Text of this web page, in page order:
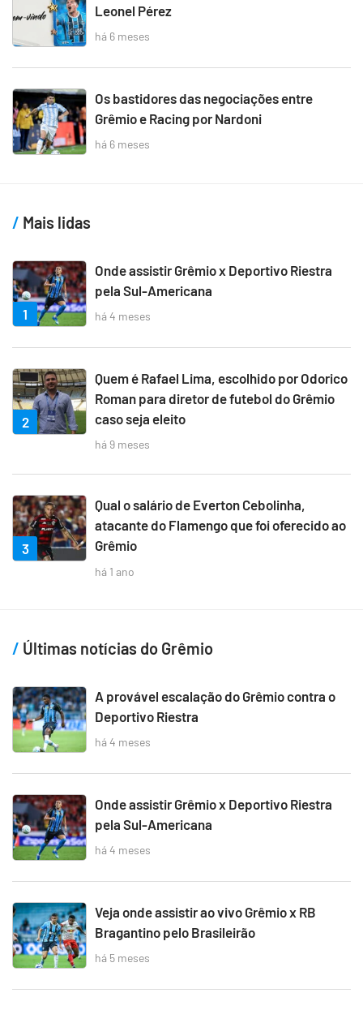
Leonel Pérez
há 6 meses
Os bastidores das negociações entre
Grêmio e Racing por Nardoni
há 6 meses
Mais lidas
1
Onde assistir Grêmio x Deportivo Riestra
pela Sul-Americana
há 4 meses
2
Quem é Rafael Lima, escolhido por Odorico
Roman para diretor de futebol do Grêmio
caso seja eleito
há 9 meses
3
Qual o salário de Everton Cebolinha,
atacante do Flamengo que foi oferecido ao
Grêmio
há 1 ano
Últimas notícias do Grêmio
A provável escalação do Grêmio contra o
Deportivo Riestra
há 4 meses
Onde assistir Grêmio x Deportivo Riestra
pela Sul-Americana
há 4 meses
Veja onde assistir ao vivo Grêmio x RB
Bragantino pelo Brasileirão
há 5 meses